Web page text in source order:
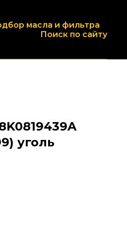
масла и фильтра
Поиск по сайту
уголь